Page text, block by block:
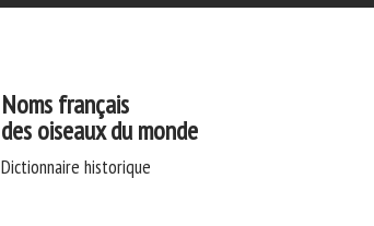
Noms français
des oiseaux du monde
dictionnaire historique